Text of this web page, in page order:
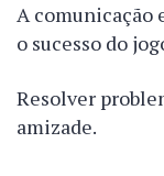
A comunicação
o sucesso do
Resolver
amizade.